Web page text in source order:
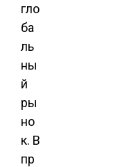
гло
ба
ль
ны
й
ры
но
к. В
пр